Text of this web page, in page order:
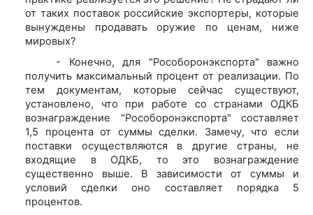
от таких поставок российские экспортеры, которые
вынуждены продавать оружие по ценам, ниже
мировых?
- Конечно, для "Рособоронэкспорта" важно
получить максимальный процент от реализации. По
тем документам, которые сейчас существуют,
установлено, что при работе со странами ОДКБ
вознаграждение "Рособоронэкспорта" составляет
1,5 процента от суммы сделки. Замечу, что если
поставки осуществляются в другие страны, не
входящие в ОДКБ, то это вознаграждение
существенно выше. В зависимости от суммы и
условий сделки оно составляет порядка 5
процентов.